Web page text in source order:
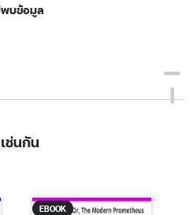
พบข้อมูล
ช่นกัน
EBOOK